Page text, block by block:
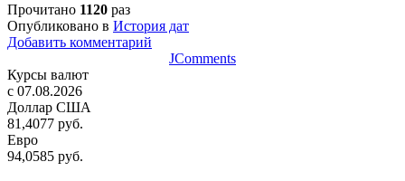
Прочитано 1120 раз
Опубликовано в История дат
Добавить комментарий
JComments
Курсы валют
c 07.08.2026
Доллар США
81,4077 руб.
Евро
94,0585 руб.